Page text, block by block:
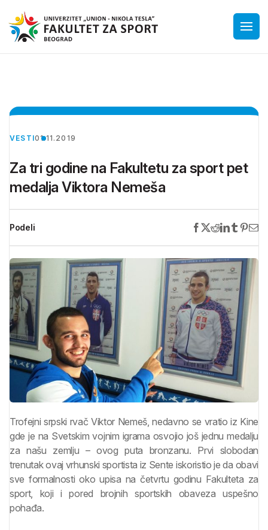
VESTI01.11.2019
Za tri godine na Fakultetu za sport pet
medalja Viktora Nemeša
Podeli
Trofejni srpski rvač Viktor Nemeš, nedavno se vratio iz Kine
gde je na Svetskim vojnim igrama osvojio još jednu medalju
za našu zemlju – ovog puta bronzanu. Prvi slobodan
trenutak ovaj vrhunski sportista iz Sente iskoristio je da obavi
sve formalnosti oko upisa na četvrtu godinu Fakulteta za
sport, koji i pored brojnih sportskih obaveza uspešno
pohađa.